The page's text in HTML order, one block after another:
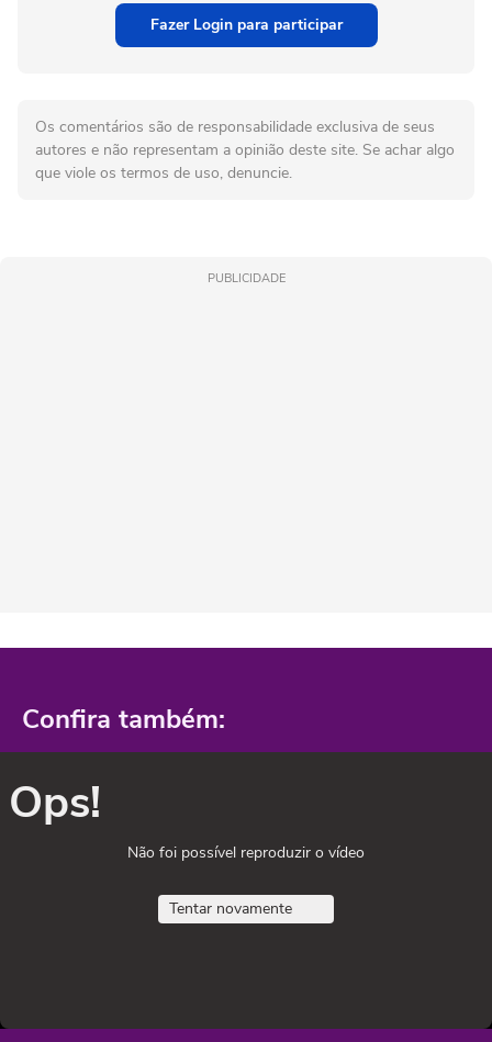
Fazer Login para participar
Os comentários são de responsabilidade exclusiva de seus
autores e não representam a opinião deste site. Se achar algo
que viole os termos de uso, denuncie.
PUBLICIDADE
Confira também:
Ops!
Não foi possível reproduzir o vídeo
Tentar novamente